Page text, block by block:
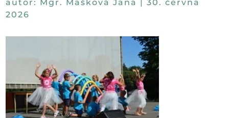
autor: Mgr. Mašková Jana |30. června
2026